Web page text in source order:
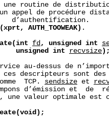
routine de
appel de procédure
d’authentification.
AUTH_TOOWEAK) .
fd , unsigned int
unsigned
int recvsize
au-dessus de
descripteurs sont
TCP.
sendsize et
d’émission et  de
une valeur optimale est